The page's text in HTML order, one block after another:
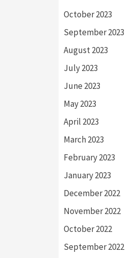
October 2023
September 2023
August 2023
July 2023
June 2023
May 2023
April 2023
March 2023
February 2023
January 2023
December 2022
November 2022
October 2022
September 2022